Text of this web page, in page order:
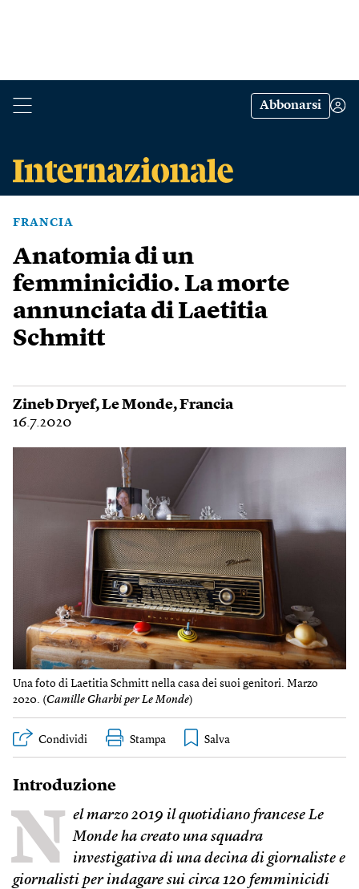
Abbonarsi
FRANCIA
Anatomia di un
femminicidio. La morte
annunciata di Laetitia
Schmitt
Zineb Dryef,Le Monde,Francia
16.7.2020
Una foto di Laetitia Schmitt nella casa dei suoi genitori. Marzo
2020. (Camille Gharbi per Le Monde)
Condividi Stampa
Introduzione
N el marzo 2019 il quotidiano francese Le
Monde ha creato una squadra
investigativa di una decina di giornaliste e
giornalisti per indagare sui circa 120 femminicidi